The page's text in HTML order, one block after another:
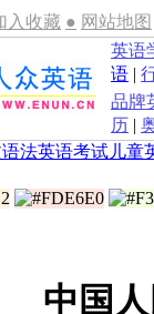
入收藏 ● 网站地图
英语
语 |
品牌
历 |
语法英语考试 儿童
中国